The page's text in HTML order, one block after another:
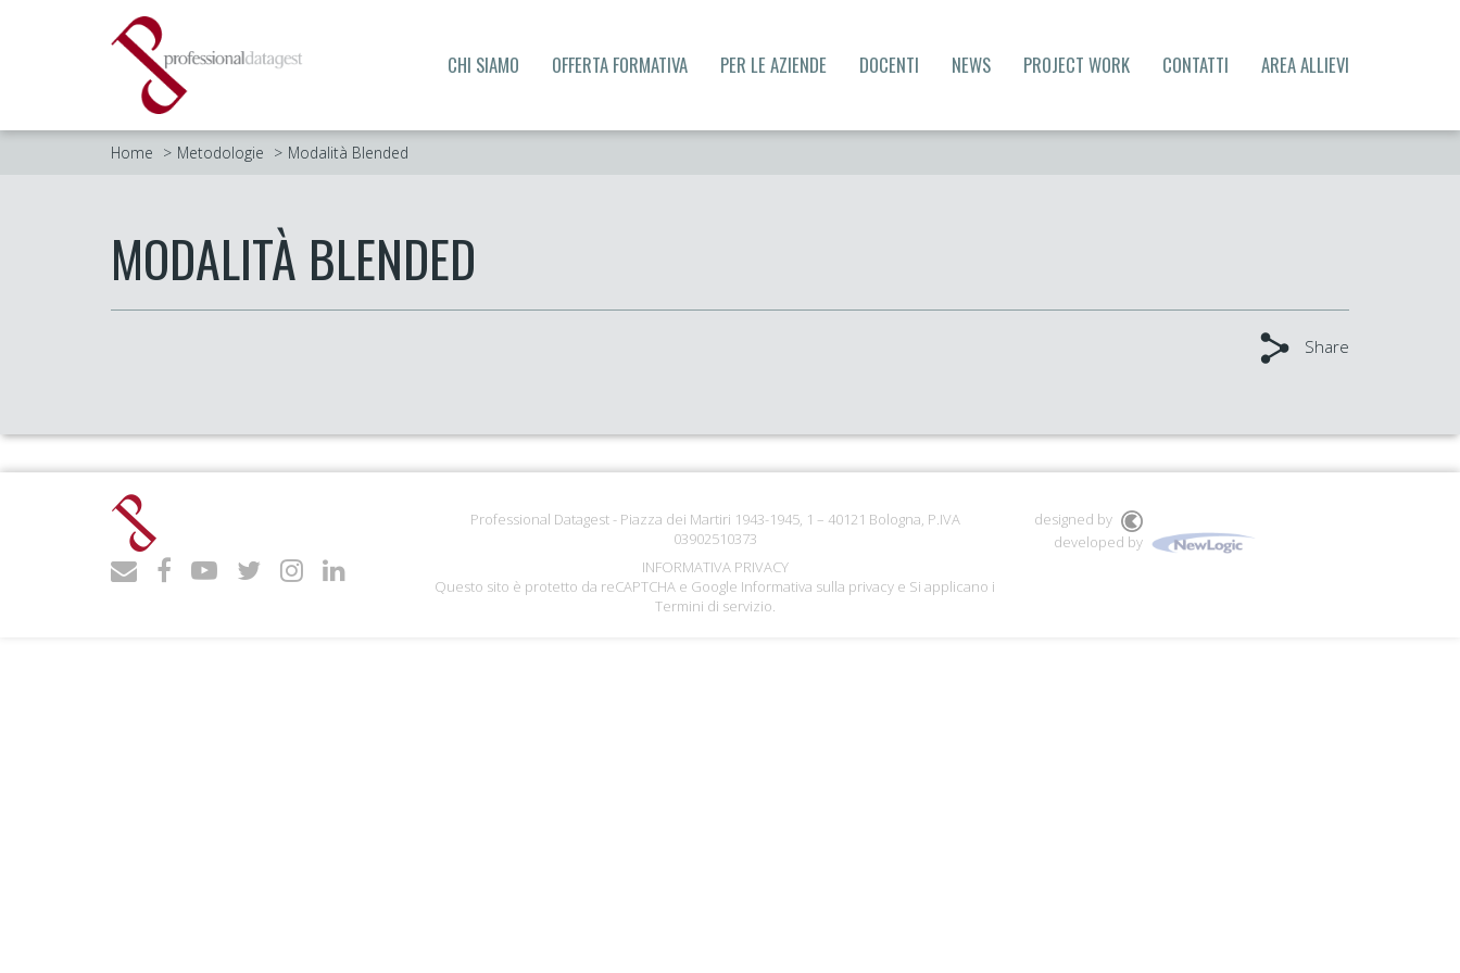
CHI SIAMO OFFERTA FORMATIVA PER LE AZIENDE DOCENTI NEWS PROJECT WORK CONTATTI AREA ALLIEVI
Home Metodologie Modalità Blended
MODALITÀ BLENDED
Share
Professional Datagest - Piazza dei Martiri 1943-1945, 1 – 40121 Bologna, P.IVA
03902510373
INFORMATIVA PRIVACY
Questo sito è protetto da reCAPTCHA e Google Informativa sulla privacy e Si applicano i
Termini di servizio.
designed by
developed by